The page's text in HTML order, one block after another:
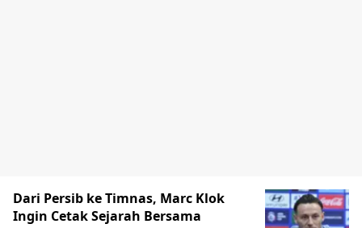
Dari Persib ke Timnas, Marc Klok
Ingin Cetak Sejarah Bersama